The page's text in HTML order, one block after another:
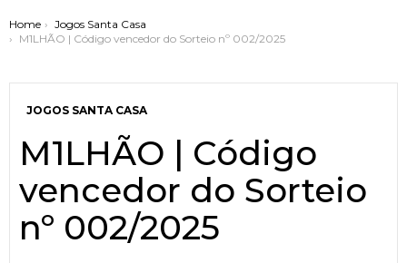
You are here:
Home
Jogos Santa Casa
M1LHÃO | Código vencedor do Sorteio nº 002/2025
JOGOS SANTA CASA
M1LHÃO | Código
vencedor do Sorteio
nº 002/2025